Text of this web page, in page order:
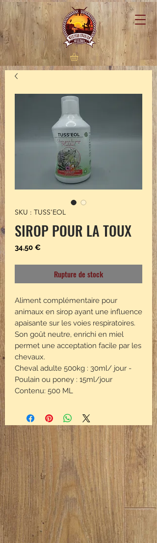
SKU : TUSS'EOL
SIROP POUR LA TOUX
34,50 €Prix
Rupture de stock
Aliment complémentaire pour
animaux en sirop ayant une influence
apaisante sur les voies respiratoires.
Son goût neutre, enrichi en miel
permet une acceptation facile par les
chevaux.
Cheval adulte 500kg : 30ml/ jour -
Poulain ou poney : 15ml/jour
Contenu: 500 ML